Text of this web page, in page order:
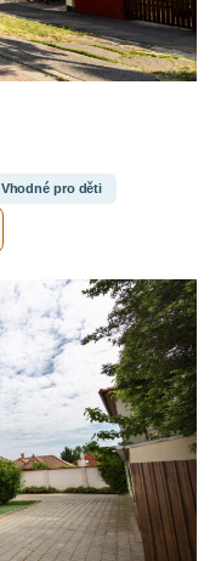
Vhodné pro děti